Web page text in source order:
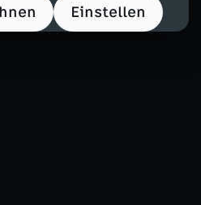
Einstellen